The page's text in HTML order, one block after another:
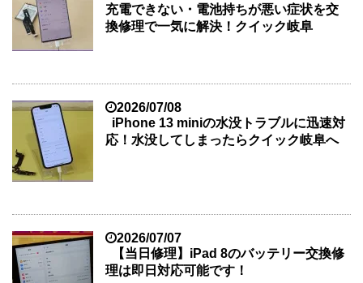
充電できない・電池持ちが悪い症状を交
換修理で一気に解決！クイック岐阜
2026/07/08
iPhone 13 miniの水没トラブルに迅速対
応！水没してしまったらクイック岐阜へ
2026/07/07
【当日修理】iPad 8のバッテリー交換修
理は即日対応可能です！